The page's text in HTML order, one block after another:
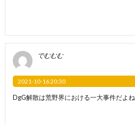
でむむむ
2021-10-16 20:30
DgG解散は荒野界における一大事件だよね